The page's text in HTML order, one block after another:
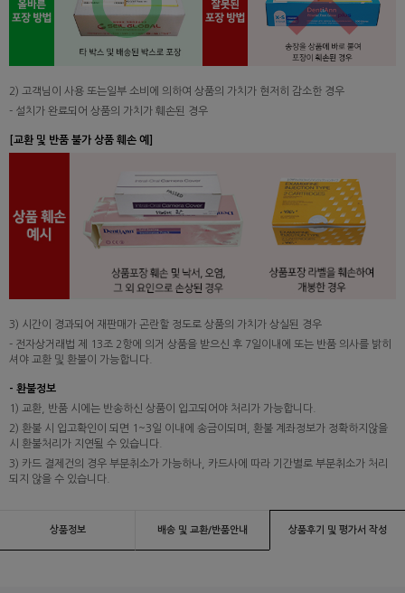
2) 고객님이 사용 또는일부 소비에 의하여 상품의 가치가 현저히 감소한 경우
- 설치가 완료되어 상품의 가치가 훼손된 경우
[교환 및 반품 불가 상품 훼손 예]
3) 시간이 경과되어 재판매가 곤란할 정도로 상품의 가치가 상실된 경우
- 전자상거래법 제 13조 2항에 의거 상품을 받으신 후 7일이내에 또는 반품 의사를 밝히
셔야 교환 및 환불이 가능합니다.
- 환불정보
1) 교환, 반품 시에는 반송하신 상품이 입고되어야 처리가 가능합니다.
2) 환불 시 입고확인이 되면 1~3일 이내에 송금이되며, 환불 계좌정보가 정확하지않을
시 환불처리가 지연될 수 있습니다.
3) 카드 결제건의 경우 부분취소가 가능하나, 카드사에 따라 기간별로 부분취소가 처리
되지 않을 수 있습니다.
상품정보 배송 및 교환/반품안내 상품후기 및 평가서 작성